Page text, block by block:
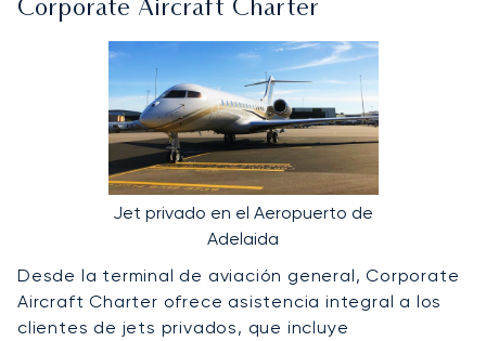
Corporate Aircraft Charter
Jet privado en el Aeropuerto de
Adelaida
Desde la terminal de aviación general, Corporate
Aircraft Charter ofrece asistencia integral a los
clientes de jets privados, que incluye